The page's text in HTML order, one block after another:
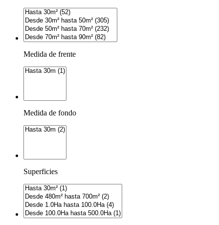
Medida de frente
Medida de fondo
Superficies